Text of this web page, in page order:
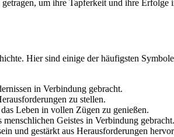
um ihre Tapferkeit und ihre Erfolge
Hier sind einige der häufigsten
in Verbindung gebracht.
zu stellen.
Leben in vollen Zügen zu genießen.
Geistes in Verbindung gebracht.
und gestärkt aus Herausforderungen